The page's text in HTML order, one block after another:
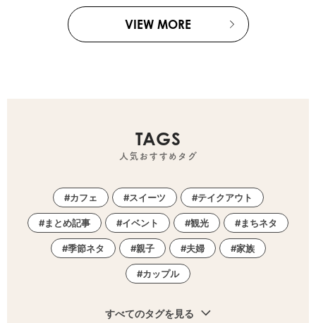
VIEW MORE
TAGS
人気おすすめタグ
カフェ スイーツ テイクアウト
まとめ記事 イベント 観光 まちネタ
季節ネタ 親子 夫婦 家族
カップル
すべてのタグを見る